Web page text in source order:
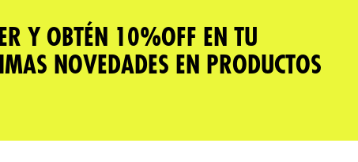
Y OBTÉN 10%OFF EN TU
NOVEDADES EN PRODUCTOS